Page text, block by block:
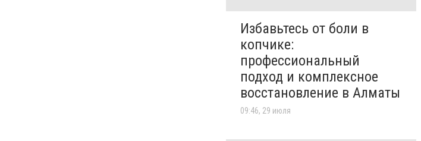
Избавьтесь от боли в
копчике:
профессиональный
подход и комплексное
восстановление в Алматы
09:46, 29 июля